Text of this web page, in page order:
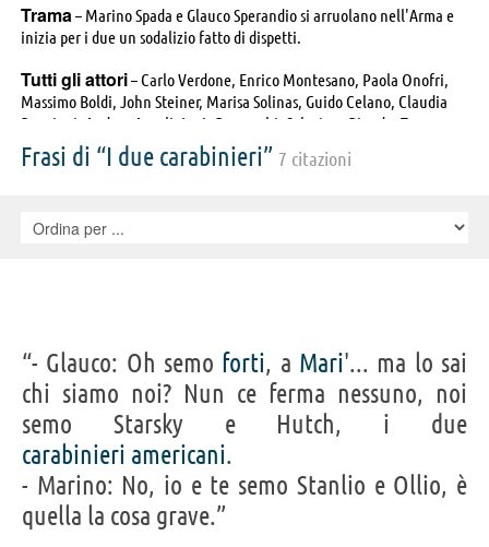
Trama – Marino Spada e Glauco Sperandio si arruolano nell'Arma e
inizia per i due un sodalizio fatto di dispetti.
Tutti gli attori– Carlo Verdone, Enrico Montesano, Paola Onofri,
Massimo Boldi, John Steiner, Marisa Solinas, Guido Celano, Claudia
Poggiani, Andrea Aureli, Loris Bazzocchi, Salvatore Biondo, Tony
Brennero, Dolores Calò, Rossana Canghiari, Eolo Capritti, Lella
Cattaneo, Sergio Doria, Luciano Foti, Gianni Franco, Alvaro Gradella,
Pagni, Pino Patti, Filippo Perego, Fabrizio Polverini, Teresa Rossi
Frasi di “I due carabinieri” 7 citazioni
“- Glauco: Oh semo forti, a Mari'... ma lo sai
chi siamo noi? Nun ce ferma nessuno, noi
semo Starsky e Hutch, i due
carabinieri americani.
- Marino: No, io e te semo Stanlio e Ollio, è
quella la cosa grave.”